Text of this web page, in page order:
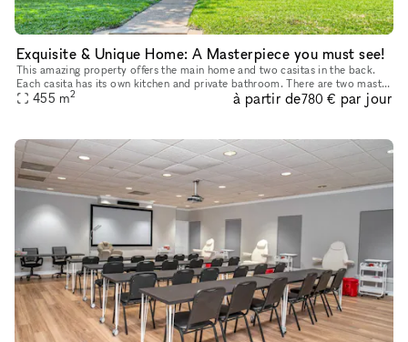
Exquisite & Unique Home: A Masterpiece you must see!
This amazing property offers the main home and two casitas in the back.
Each casita has its own kitchen and private bathroom. There are two master
bedrooms in the main house. This home is perfect for
455 m2 à partir de780 € par jour